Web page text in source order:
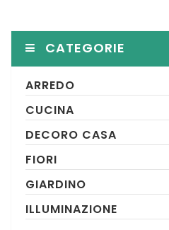
CATEGORIE
ARREDO
CUCINA
DECORO CASA
FIORI
GIARDINO
ILLUMINAZIONE